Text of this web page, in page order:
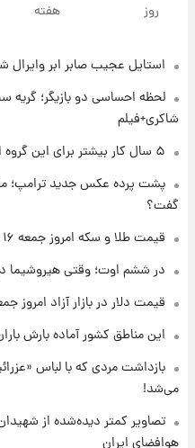
روزها
۱ روز پیش
شد؛
۱ روز پیش
شد+فیلم
۱ روز پیش
تغییر
امروز پنجشنبه ۱۵
قیمت طلا و
شارژ
روز هفته
استایل عجیب صابر ابر
لحظه احساسی دو بازیگر؛
شاکری+فیلم
۵ سال کار بیشتر برای این گروه از متقاضیان بازنشستگی
پشت پرده عکس جدید ترامپ؛
گفت؟
قیمت طلا و سکه امروز جمعه ۱۶ مرداد ۱۴۰۵ +جدول
در ششم اوت؛ وقتی هیروشیما
قیمت دلار در بازار آزاد امروز جمعه ۱۶ مرداد
این مناطق کشور آماده بارش
بازداشت مردی که با لباس
می‌شد!
تصاویر کمتر دیده‌شده از
هوافضای ایران